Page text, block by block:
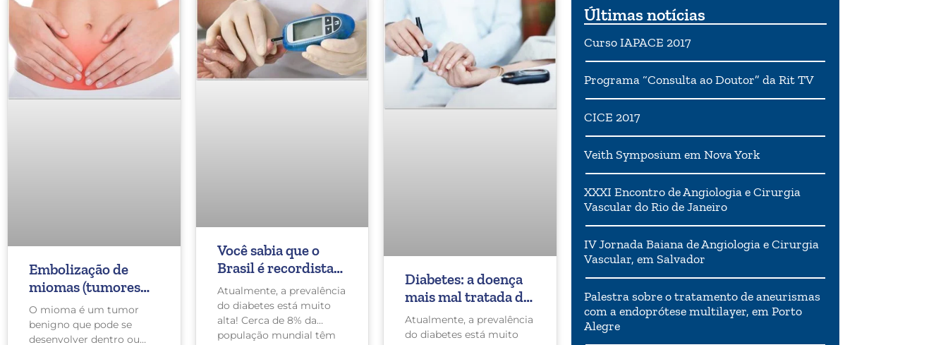
Embolização de
miomas (tumores
benignos no útero)
O mioma é um tumor
benigno que pode se
desenvolver dentro ou
Você sabia que o
Brasil é recordista
mundial em
amputação de
diabéticos?
Atualmente, a prevalência
do diabetes está muito
alta! Cerca de 8% da
população mundial têm
Diabetes: a doença
mais mal tratada do
país
Atualmente, a prevalência
do diabetes está muito
Últimas notícias
Curso IAPACE 2017
Programa “Consulta ao Doutor” da Rit TV
CICE 2017
Veith Symposium em Nova York
XXXI Encontro de Angiologia e Cirurgia
Vascular do Rio de Janeiro
IV Jornada Baiana de Angiologia e Cirurgia
Vascular, em Salvador
Palestra sobre o tratamento de aneurismas
com a endoprótese multilayer, em Porto
Alegre